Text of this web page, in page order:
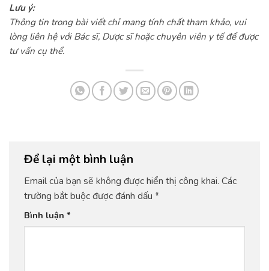
Lưu ý:
Thông tin trong bài viết chỉ mang tính chất tham khảo, vui
lòng liên hệ với Bác sĩ, Dược sĩ hoặc chuyên viên y tế để được
tư vấn cụ thể.
Để lại một bình luận
Email của bạn sẽ không được hiển thị công khai. Các
trường bắt buộc được đánh dấu *
Bình luận *